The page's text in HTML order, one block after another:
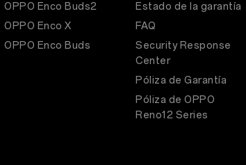
OPPO Enco Buds2
OPPO Enco X
OPPO Enco Buds
Estado de la garantía
FAQ
Security Response
Center
Póliza de Garantía
Póliza de OPPO
Reno12 Series